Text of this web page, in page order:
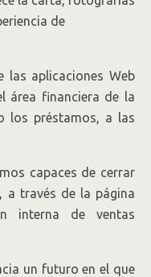
de
las aplicaciones Web
área financiera de la
los préstamos, a las
capaces de cerrar
a través de la página
interna de ventas
un futuro en el que